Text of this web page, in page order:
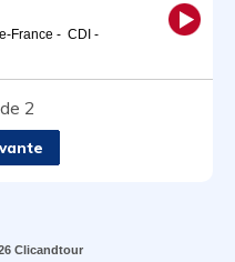
France - CDI -
2
Clicandtour